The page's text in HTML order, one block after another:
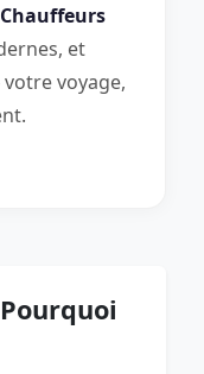
Chauffeurs
et
votre voyage,